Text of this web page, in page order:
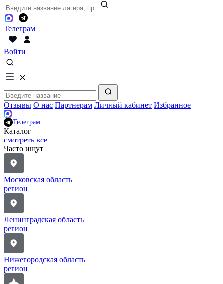
Телеграм
Войти
Отзывы О нас Партнерам Личный кабинет Избранное
Телеграм
Каталог
смотреть все
Часто ищут
Московская область
регион
Ленинградская область
регион
Нижегородская область
регион